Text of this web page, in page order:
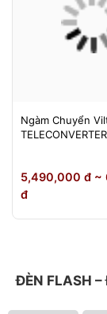
Ngàm Chuyển
Tháng
5,490,000 đ ~
đ
ĐÈN FLASH –